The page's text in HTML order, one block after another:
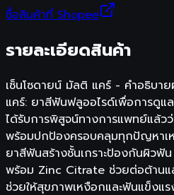
ซื้อสินค้าที่ Shopee
รายละเอียดสินค้า
เซ็นโซดายน์ มัลติ แคร์ - คำอธิบ
แคร์: ยาสีฟันฟลูออไรด์เพื่อการดู
ได้รับการพิสูจน์ทางการแพทย์แล้ว
พร้อมปกป้องครอบคลุมทุกปัญหาเ
ยาสีฟันสร้างชั้นเกราะป้องกันผิวฟั
พร้อม Zinc Citrate ช่วยต่อต้านแ
ช่วยให้สุขภาพเหงือกและฟันแข็งแ